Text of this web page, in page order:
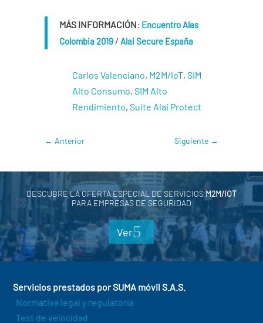
MÁS INFORMACIÓN: Encuentro Alas
Colombia 2019 /Alai Secure España
Carlos Valenciano, M2M/IoT,SIM
Alto Consumo,SIM Alto
Rendimiento,Suite Alai Protect
←Anterior Siguiente→
DESCUBRE LA OFERTA ESPECIAL DE SERVICIOSM2M/IOT
PARA EMPRESAS DE SEGURIDAD
Ver
Servicios prestados por SUMA móvil S.A.S.
Normativa legal y regulatoria
Test de velocidad